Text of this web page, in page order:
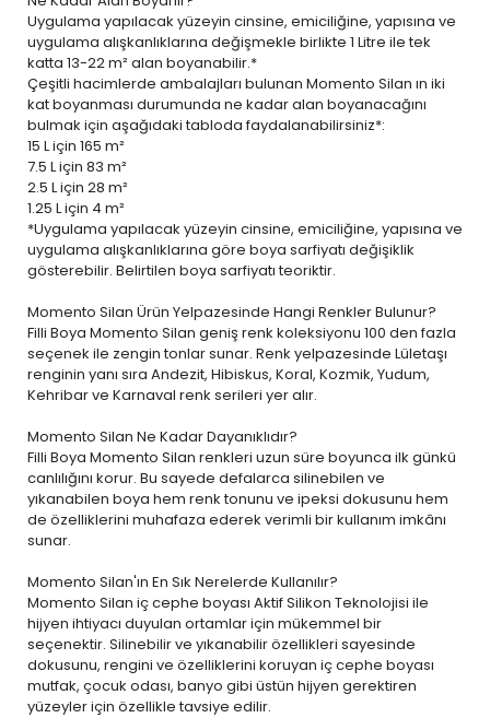
Uygulama yapılacak yüzeyin cinsine, emiciliğine, yapısına ve
uygulama alışkanlıklarına değişmekle birlikte 1 Litre ile tek
katta 13-22 m² alan boyanabilir.*
Çeşitli hacimlerde ambalajları bulunan Momento Silan ın iki
kat boyanması durumunda ne kadar alan boyanacağını
bulmak için aşağıdaki tabloda faydalanabilirsiniz*:
15 Liçin 165 m²
7.5 Liçin 83 m²
2.5 Liçin 28 m²
1.25 Liçin 4 m²
*Uygulama yapılacak yüzeyin cinsine, emiciliğine, yapısına ve
uygulama alışkanlıklarına göre boya sarfiyatı değişiklik
gösterebilir. Belirtilen boya sarfiyatı teoriktir.
Momento Silan Ürün Yelpazesinde Hangi Renkler Bulunur?
Filli Boya Momento Silan geniş renk koleksiyonu 100 den fazla
seçenek ile zengin tonlar sunar. Renk yelpazesinde Lületaşı
renginin yanı sıra Andezit, Hibiskus, Koral, Kozmik, Yudum,
Kehribar ve Karnaval renk serileri yer alır.
Momento Silan Ne Kadar Dayanıklıdır?
Filli Boya Momento Silan renkleri uzun süre boyunca ilk günkü
canlılığını korur. Bu sayede defalarca silinebilen ve
yıkanabilen boya hem renk tonunu ve ipeksi dokusunu hem
de özelliklerini muhafaza ederek verimli bir kullanım imkânı
sunar.
Momento Silan'ın En Sık Nerelerde Kullanılır?
Momento Silan iç cephe boyası Aktif Silikon Teknolojisi ile
hijyen ihtiyacı duyulan ortamlar için mükemmel bir
seçenektir. Silinebilir ve yıkanabilir özellikleri sayesinde
dokusunu, rengini ve özelliklerini koruyan iç cephe boyası
mutfak, çocuk odası, banyo gibi üstün hijyen gerektiren
yüzeyler için özellikle tavsiye edilir.